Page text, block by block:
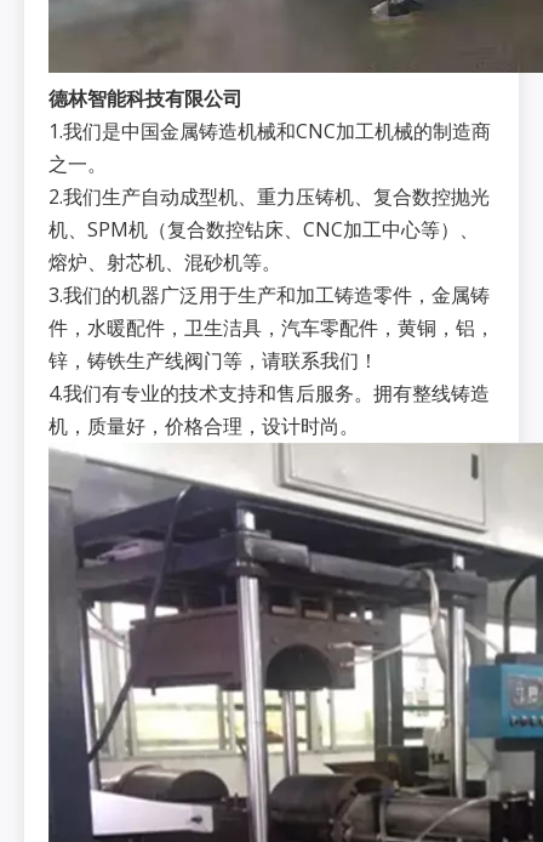
德林智能科技有限公司
1.我们是中国金属铸造机械和CNC加工机械的制造商
之一。
2.我们生产自动成型机、重力压铸机、复合数控抛光
机、SPM机（复合数控钻床、CNC加工中心等）、
熔炉、射芯机、混砂机等。
3.我们的机器广泛用于生产和加工铸造零件，金属铸
件，水暖配件，卫生洁具，汽车零配件，黄铜，铝，
锌，铸铁生产线阀门等，请联系我们！
4.我们有专业的技术支持和售后服务。拥有整线铸造
机，质量好，价格合理，设计时尚。